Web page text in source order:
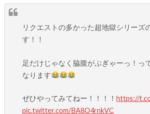
リクエストの多かった超地獄シリーズ
す！！
足だけじゃなく脇腹がぷぎゃーっ！っ
なります
ぜひやってみてねー！！！！https://
pic.twitter.com/BA8O4rnkVC